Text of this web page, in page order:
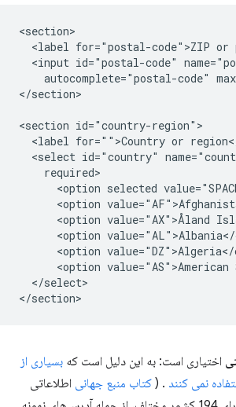
<section>
<label for="postal-code">ZIP
<input id="postal-code"
autocomplete="postal-code"
</section>
<section id="country-region">
<label for="">Country or
<select id="country"
    required>
<option selected
<option
<option value="AX">Åland
<option
<option
<option
  </select>
است: به این دلیل است که بسیاری از
نمی کنند. (کتاب منبع جهانیاطلاعاتی